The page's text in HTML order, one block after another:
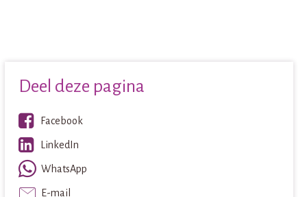
Deel deze pagina
Facebook
LinkedIn
WhatsApp
E-mail